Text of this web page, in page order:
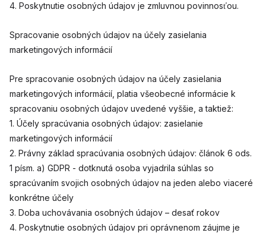
4. Poskytnutie osobných údajov je zmluvnou povinnosťou.
Spracovanie osobných údajov na účely zasielania
marketingových informácií
Pre spracovanie osobných údajov na účely zasielania
marketingových informácií, platia všeobecné informácie k
spracovaniu osobných údajov uvedené vyššie, a taktiež:
1. Účely spracúvania osobných údajov: zasielanie
marketingových informácií
2. Právny základ spracúvania osobných údajov: článok 6 ods.
1 písm. a) GDPR - dotknutá osoba vyjadrila súhlas so
spracúvaním svojich osobných údajov na jeden alebo viaceré
konkrétne účely
3. Doba uchovávania osobných údajov – desať rokov
4. Poskytnutie osobných údajov pri oprávnenom záujme je